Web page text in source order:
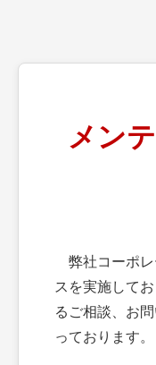
メン
弊社コーポレ
スを実施して
るご相談、お
っております。